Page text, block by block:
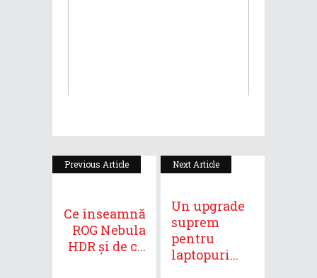
Previous Article
Ce înseamnă
ROG Nebula
HDR și de c...
Next Article
Un upgrade
suprem
pentru
laptopuri...